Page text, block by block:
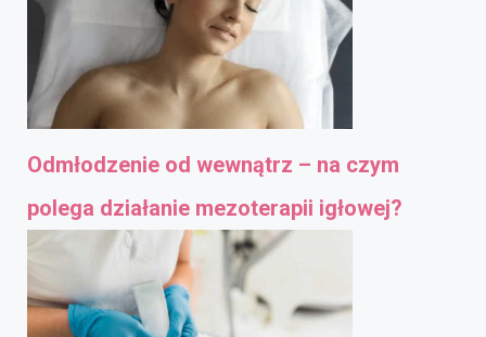
Odmłodzenie od wewnątrz – na czym
polega działanie mezoterapii igłowej?